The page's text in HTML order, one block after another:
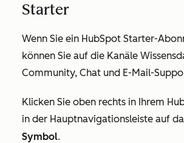
Starter
Wenn Sie ein HubSpot Starter-
können Sie auf die Kanäle
Community, Chat und E-Mail-
Klicken Sie oben rechts in Ihrem
in der Hauptnavigationsleiste auf
Symbol.